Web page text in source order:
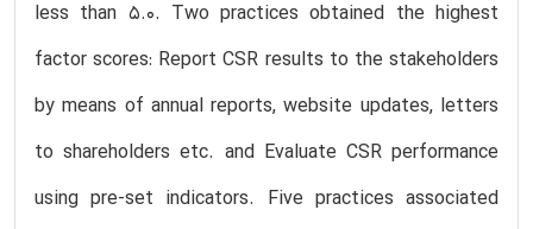
less than 5.0. Two practices obtained the highest
factor scores: Report CSR results to the stakeholders
by means of annual reports, website updates, letters
to shareholders etc. and Evaluate CSR performance
using pre-set indicators. Five practices associated